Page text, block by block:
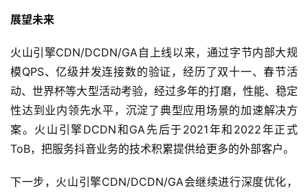
展望未来
火山引擎CDN/DCDN/GA自上线以来，通过字节内部大规
模QPS、亿级并发连接数的验证，经历了双十一、春节活
动、世界杯等大型活动考验，经过多年的打磨，性能、稳定
性达到业内领先水平，沉淀了典型应用场景的加速解决方
案。火山引擎DCDN和GA先后于2021年和2022年正式
ToB，把服务抖音业务的技术积累提供给更多的外部客户。
下一步，火山引擎CDN/DCDN/GA会继续进行深度优化，